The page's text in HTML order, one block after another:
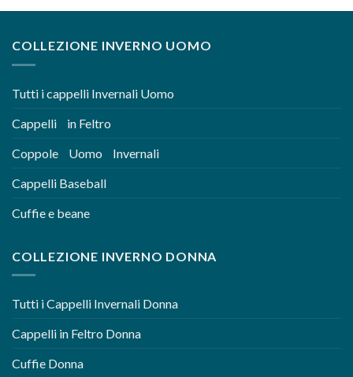
COLLEZIONE INVERNO UOMO
Tutti i cappelli Invernali Uomo
Cappelli in Feltro
Coppole Uomo Invernali
Cappelli Baseball
Cuffie e beane
COLLEZIONE INVERNO DONNA
Tutti i Cappelli Invernali Donna
Cappelli in Feltro Donna
Cuffie Donna